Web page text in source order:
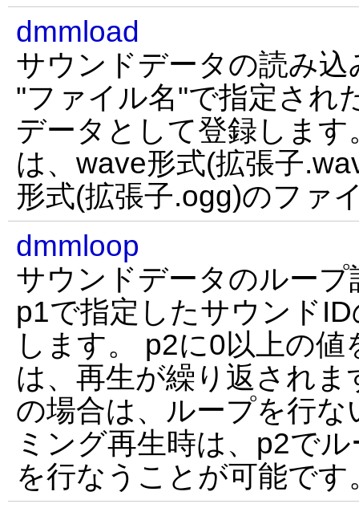
dmmload
サウンドデータの読み込
"ファイル名"で指定され
データとして登録しま
は、wave形式(拡張子
形式(拡張子.ogg)のファ
dmmloop
サウンドデータのループ
p1で指定したサウンド
します。 p2に0以上の
は、再生が繰り返され
の場合は、ループを行
ミング再生時は、p2で
を行なうことが可能です